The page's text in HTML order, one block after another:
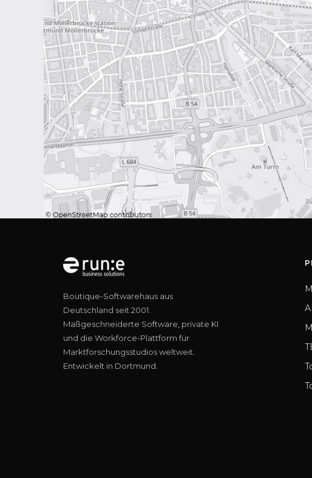
Boutique-Softwarehaus aus
Deutschland seit 2001.
Maßgeschneiderte Software, private KI
und die Workforce-Plattform für
Marktforschungsstudios weltweit.
Entwickelt in Dortmund.